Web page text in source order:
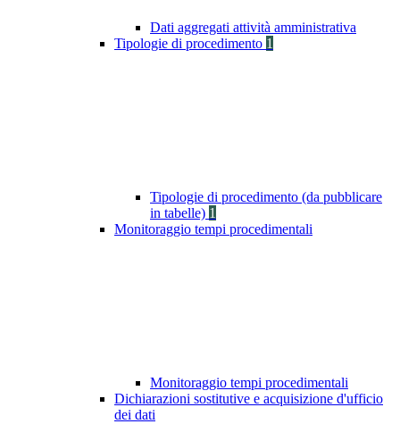
Dati aggregati attività amministrativa
Tipologie di procedimento 1
Tipologie di procedimento (da pubblicare
in tabelle) 1
Monitoraggio tempi procedimentali
Monitoraggio tempi procedimentali
Dichiarazioni sostitutive e acquisizione d'ufficio
dei dati